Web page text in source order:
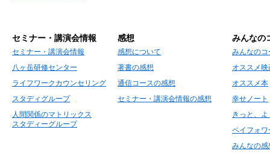
セミナー・講演会情報
セミナー・講演会情報
八ヶ岳研修センター
ライフワークカウンセリング
スタディグループ
人間関係のマトリックス
スタディーグループ
感想
感想について
著書の感想
通信コースの感想
セミナー・講演会情報の感想
みんなの
みんなの
オススメ映
オススメ本
幸せノート
きっと、
ペイフォワ
みんなの感